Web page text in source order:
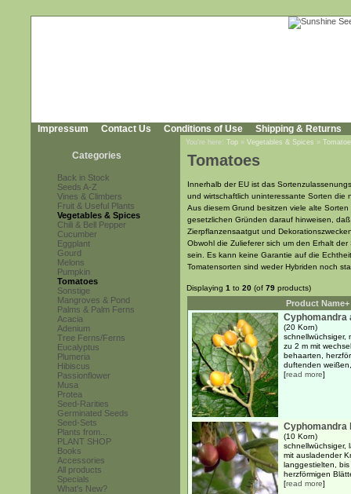
Impressum Contact Us Conditions of Use Shipping & Returns
Categories
Back in Stock
Seeds A-Z
Vines & Climbers
Fruit & Useful Plants
Vegetables & Spices
Chili & Bell Pepper
Cucumber
Eggplant
Gourd
Melons
Pumpkin
Tomatoes
Sonstige
Mangroves & Pond
Palms & Palm Ferns
Acacia
Adenium
Tree Ferns/Ferns
Eucalyptus
Plumeria
Hibiscus
Passionflower
Musa
Protea
Seed-Rarities
Germinated Seeds
Seed-Sets
Plants from...
PLANT SHOP
Books
Accessories
All products
Specials
What's New?
You're here: Top » Vegetables & Spices »
Tomatoes
Innerhalb der EU ist das
und wirtschaftlich uninteressante Sorten die
Aus diesem Grund besitzen viele alte
gesetzlichen Gründen darauf hinweisen,
Zierpflanzensaatgut und
Obwohl die Zulieferer sich um den Erhalt
sein. Es kann keine Garantie auf die
Tomatensorten sind weder Hybriden noch
Displaying 1 to 20 (of 79 products)
Product Name+
Cyphomandra
(20 Korn)
schnellwüchsiger,
zu 2 m mit
behaarten,
duftenden
[read more]
Cyphomandra
(10 Korn)
schnellwüchsiger,
mit ausladender
langgestielten,
herzförmigen
[read more]